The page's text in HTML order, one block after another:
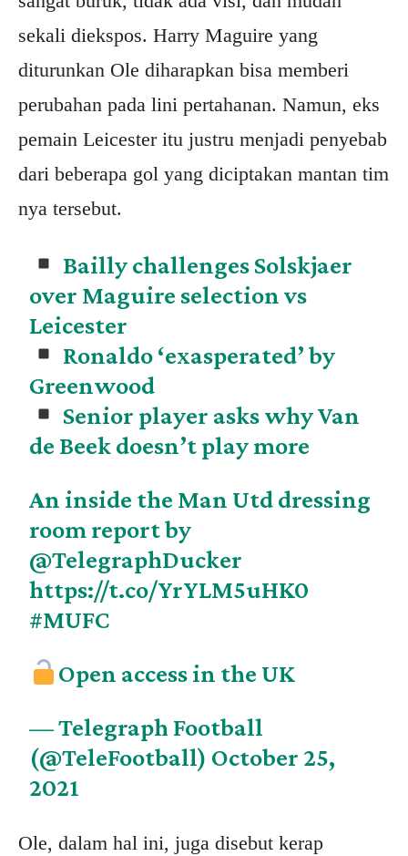
sekali diekspos. Harry Maguire yang
diturunkan Ole diharapkan bisa memberi
perubahan pada lini pertahanan. Namun, eks
pemain Leicester itu justru menjadi penyebab
dari beberapa gol yang diciptakan mantan tim
nya tersebut.
Bailly challenges Solskjaer
over Maguire selection vs
Leicester
Ronaldo ‘exasperated’ by
Greenwood
Senior player asks why Van
de Beek doesn’t play more
An inside the Man Utd dressing
room report by
@TelegraphDucker
https://t.co/YrYLM5uHK0
#MUFC
Open access in the UK
— Telegraph Football
(@TeleFootball) October 25,
2021
Ole, dalam hal ini, juga disebut kerap